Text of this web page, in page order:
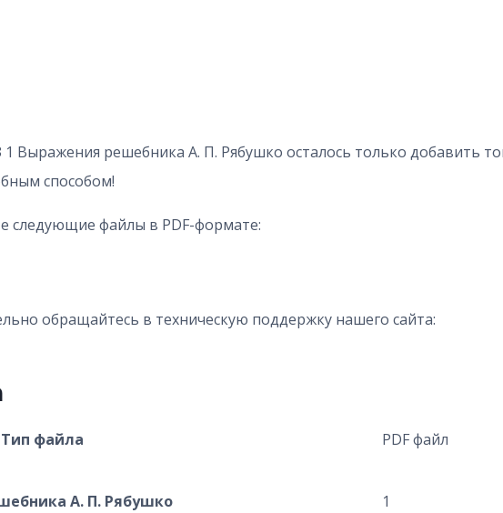
Выражения решебника А. П. Рябушко осталось только добавить
способом!
следующие файлы в PDF-формате:
обращайтесь в техническую поддержку нашего сайта:
Тип файла PDF файл
А. П. Рябушко 1